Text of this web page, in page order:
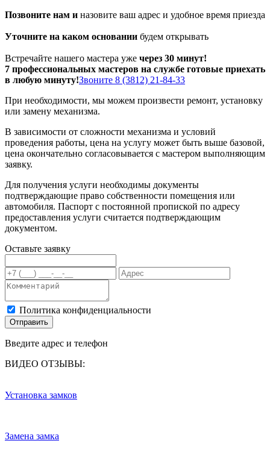
Позвоните нам и назовите ваш адрес и удобное время приезда
Уточните на каком основании будем открывать
Встречайте нашего мастера уже через 30 минут!
7 профессиональных мастеров на службе готовые приехать
в любую минуту!Звоните 8 (3812) 21-84-33
При необходимости, мы можем произвести ремонт, установку
или замену механизма.
В зависимости от сложности механизма и условий
проведения работы, цена на услугу может быть выше базовой,
цена окончательно согласовывается с мастером выполняющим
заявку.
Для получения услуги необходимы документы
подтверждающие право собственности помещения или
автомобиля. Паспорт с постоянной пропиской по адресу
предоставления услуги считается подтверждающим
документом.
Оставьте заявку
Политика конфиденциальности
Отправить
Введите адрес и телефон
ВИДЕО ОТЗЫВЫ:
Установка замков
Замена замка